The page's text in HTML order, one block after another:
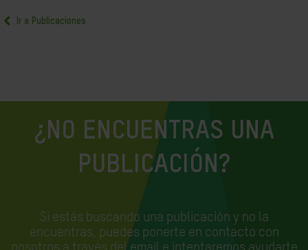
Ir a Publicaciones
¿NO ENCUENTRAS UNA
PUBLICACIÓN?
Si estás buscando una publicación y no la
encuentras, puedes ponerte en contacto con